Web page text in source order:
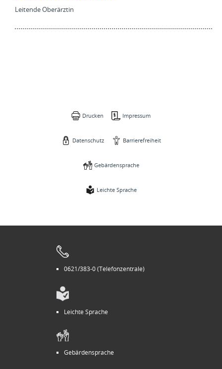
Leitende Oberärztin
Drucken Impressum
Datenschutz Barrierefreiheit
Gebärdensprache
Leichte Sprache
0621/383-0 (Telefonzentrale)
Leichte Sprache
Gebärdensprache